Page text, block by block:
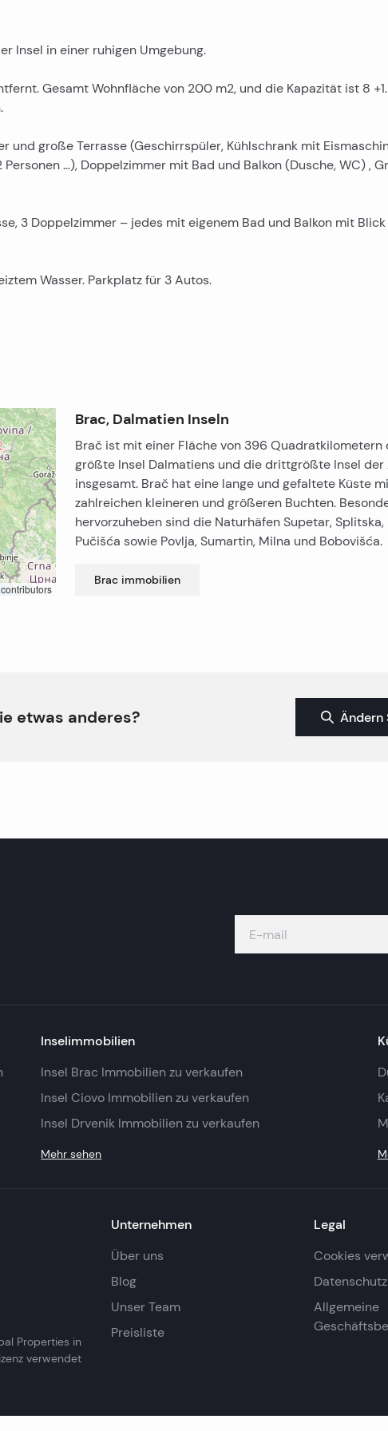
Insel in einer ruhigen Umgebung.
Gesamt Wohnfläche von 200 m2, und die Kapazität ist 8 +1.
und große Terrasse (Geschirrspüler, Kühlschrank mit
…), Doppelzimmer mit Bad und Balkon (Dusche, WC) ,
3 Doppelzimmer – jedes mit eigenem Bad und Balkon mit
Wasser. Parkplatz für 3 Autos.
contributors
Brac, Dalmatien Inseln
Brač ist mit einer Fläche von 396 Quadratkilometern
größte Insel Dalmatiens und die drittgrößte Insel der
insgesamt. Brač hat eine lange und gefaltete Küste
zahlreichen kleineren und größeren Buchten.
hervorzuheben sind die Naturhäfen Supetar, Splitska,
Pučišća sowie Povlja, Sumartin, Milna und Bobovišća.
Brac immobilien
etwas anderes? Ändern
Inselimmobilien
Insel Brac Immobilien zu verkaufen
Insel Ciovo Immobilien zu verkaufen
Insel Drvenik Immobilien zu verkaufen
Mehr sehen
Unternehmen
Über uns
Blog
Unser Team
Preisliste
Legal
Cookies
Allgemeine
Properties in
verwendet